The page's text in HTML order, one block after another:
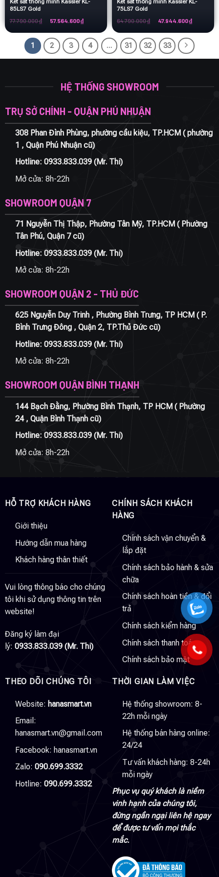
Két sắt thông minh Kassler KL-
85LS7 Gold
77.790.000₫
Giá
là:
77.790.000 ₫.
57.564.600₫Giá
hiện
tại
là:
57.564.600 ₫.
Két sắt thông minh Kassler KL-
75LS7 Gold
64.790.000₫
Giá
là:
64.790.000 ₫.
47.944.600₫Giá
hiện
tại
1 2 3 4 … 31 32 33
HỆ THỐNG SHOWROOM
TRỤ SỞ CHÍNH - QUẬN PHÚ NHUẬN
308 Phan Đình Phùng, phường cầu kiệu, TP.HCM ( phường
1 , Quận Phú Nhuận cũ)
Hotline: 0933.833.039(Mr. Thi)
Mở cửa: 8h-22h
SHOWROOM QUẬN 7
71 Nguyễn Thị Thập, Phường Tân Mỹ, TP.HCM ( Phường
Tân Phú, Quận 7 cũ)
Hotline: 0933.833.039(Mr. Thi)
Mở cửa: 8h-22h
SHOWROOM QUẬN 2 - THỦ ĐỨC
625 Nguyễn Duy Trinh , Phường Bình Trưng, TP HCM ( P.
Bình Trưng Đông , Quận 2, TP.Thủ Đức cũ)
Hotline: 0933.833.039(Mr. Thi)
Mở cửa: 8h-22h
SHOWROOM QUẬN BÌNH THẠNH
144 Bạch Đằng, Phường Bình Thạnh, TP HCM ( Phường
24 , Quận Bình Thạnh cũ)
Hotline: 0933.833.039(Mr. Thi)
Mở cửa: 8h-22h
HỖ TRỢ KHÁCH HÀNG
Giới thiệu
Hướng dẫn mua hàng
Khách hàng thân thiết
Vui lòng thông báo cho chúng
tôi khi sử dụng thông tin trên
website!
Đăng ký làm đại
lý: 0933.833.039 (Mr. Thi)
CHÍNH SÁCH KHÁCH
HÀNG
Chính sách vận chuyển &
lắp đặt
Chính sách bảo hành & sửa
chữa
Chính sách hoàn tiền & đổi
trả
Chính sách kiểm hàng
Chính sách thanh toán
Chính sách bảo mật
THEO DÕI CHÚNG TÔI
Website: hanasmart.vn
Email:
hanasmart.vn@gmail.com
Facebook: hanasmart.vn
Zalo: 090.699.3332
Hotline: 090.699.3332
THỜI GIAN LÀM VIỆC
Hệ thống showroom: 8-
22h mỗi ngày
Hệ thống bán hàng online:
24/24
Tư vấn khách hàng: 8-24h
mỗi ngày
Phục vụ quý khách là niềm
vinh hạnh của chúng tôi,
đừng ngần ngại liên hệ ngay
để được tư vấn mọi thắc
mắc.